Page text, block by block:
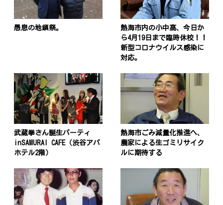
愚息の地鎮祭。
熱海市内の小中高、今日か
ら4月19日まで臨時休校！！
新型コロナウイルス感染に
対応。
武蔵拳さん誕生パーティ
inSAMURAI CAFE（渋谷アパ
ホテル2階）
熱海市ごみ減量化推進へ、
農家による生ゴミリサイク
ルに期待する